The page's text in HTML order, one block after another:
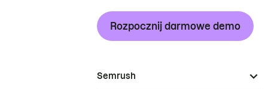
Rozpocznij darmowe demo
Semrush